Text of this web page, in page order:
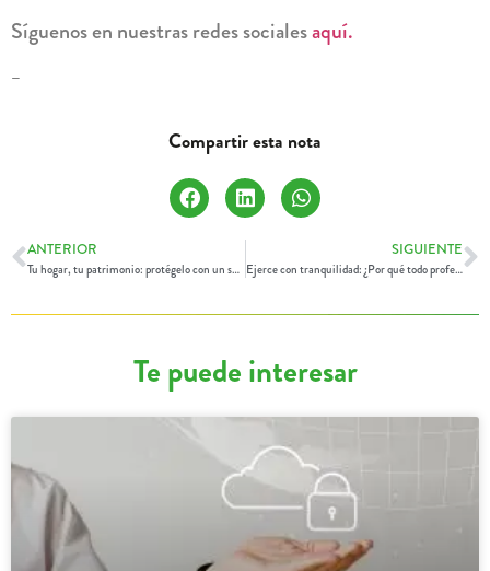
Síguenos en nuestras redes socialesaquí.
–
Compartir esta nota
ANTERIOR
Tu hogar, tu patrimonio: protégelo con un seguro de hogar.
SIGUIENTE
Ejerce con tranquilidad: ¿Por qué todo profesional del THS necesita un seguro de salud especializado?
Te puede interesar